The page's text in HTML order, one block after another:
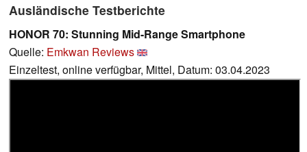
Ausländische Testberichte
HONOR 70: Stunning Mid-Range Smartphone
Quelle: Emkwan Reviews
Einzeltest, online verfügbar, Mittel, Datum: 03.04.2023